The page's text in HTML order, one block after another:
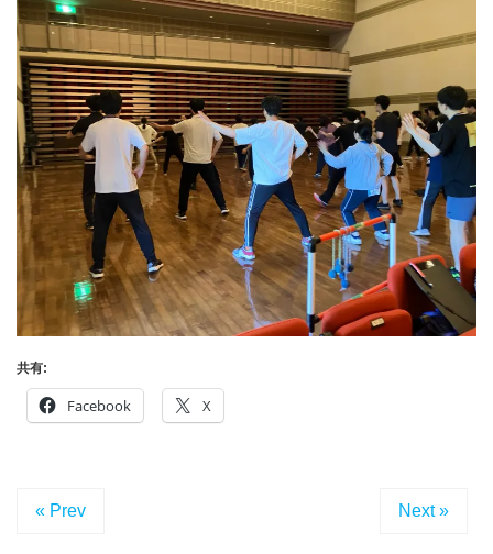
共有:
Facebook X
« Prev Next »